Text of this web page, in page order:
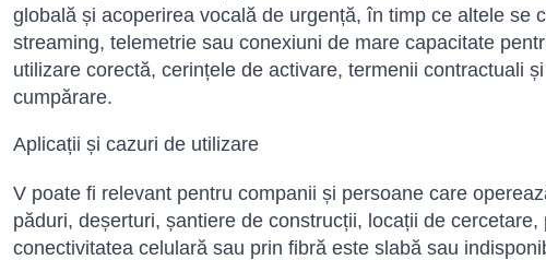
globală și acoperirea vocală de urgență, în timp ce altele se
streaming, telemetrie sau conexiuni de mare capacitate
utilizare corectă, cerințele de activare, termenii contractuali
cumpărare.
Aplicații și cazuri de utilizare
V poate fi relevant pentru companii și persoane care
păduri, deșerturi, șantiere de construcții, locații de
conectivitatea celulară sau prin fibră este slabă sau